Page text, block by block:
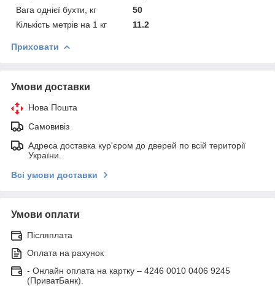
Вага однієї бухти, кг
50
Кількість метрів на 1 кг
11.2
Приховати
Умови доставки
Нова Пошта
Самовивіз
Адреса доставка кур'єром до дверей по всій території
України.
Всі умови доставки
Умови оплати
Післяплата
Оплата на рахунок
- Онлайн оплата на картку – 4246 0010 0406 9245
(ПриватБанк).